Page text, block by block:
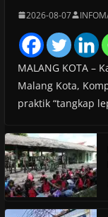
2026-08-07
MALANG KOTA –
Malang Kota,
praktik “tangkap